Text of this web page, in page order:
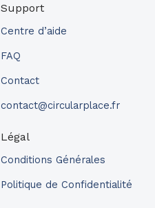
Support
Centre d’aide
FAQ
Contact
contact@circularplace.fr
Légal
Conditions Générales
Politique de Confidentialité